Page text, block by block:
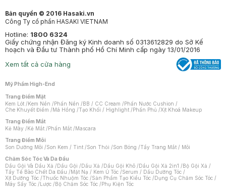
Bản quyền © 2016 Hasaki.vn
Công Ty cổ phần HASAKI VIETNAM
Hotline: 1800 6324
Giấy chứng nhận Đăng ký Kinh doanh số 0313612829 do Sở Kế
hoạch và Đầu tư Thành phố Hồ Chí Minh cấp ngày 13/01/2016
Xem tất cả cửa hàng
Mỹ Phẩm High-End
Trang Điểm Mặt
Kem Lót /Kem Nền /Phấn Nền /BB / CC Cream /Phấn Nước Cushion /
Che Khuyết Điểm /Má Hồng /Tạo Khối / Highlight /Phấn Phủ /Xịt Khoá Makeup
Trang Điểm Mắt
Kẻ Mày /Kẻ Mắt /Phấn Mắt /Mascara
Trang Điểm Môi
Son Dưỡng Môi /Son Kem / Tint /Son Thỏi /Son Bóng /Tẩy Trang Mắt / Môi
Chăm Sóc Tóc Và Da Đầu
Dầu Gội Và Dầu Xả /Dầu Gội /Dầu Xả /Dầu Gội Khô /Dầu Gội Xả 2in1 /Bộ Gội Xả /
Tẩy Tế Bào Chết Da Đầu /Mặt Nạ / Kem Ủ Tóc /Serum / Dầu Dưỡng Tóc /
Xịt Dưỡng Tóc /Thuốc Nhuộm Tóc /Sản Phẩm Tạo Kiểu Tóc /Dụng Cụ Chăm Sóc Tóc /
Máy Sấy Tóc /Lược /Bộ Chăm Sóc Tóc /Phụ Kiện Tóc